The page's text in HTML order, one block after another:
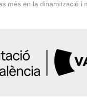
més en la dinamització